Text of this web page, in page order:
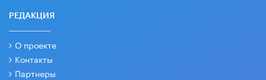
РЕДАКЦИЯ
О проекте
Контакты
Партнеры